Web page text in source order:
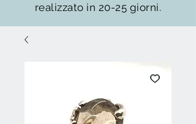
realizzato in 20-25 giorni.